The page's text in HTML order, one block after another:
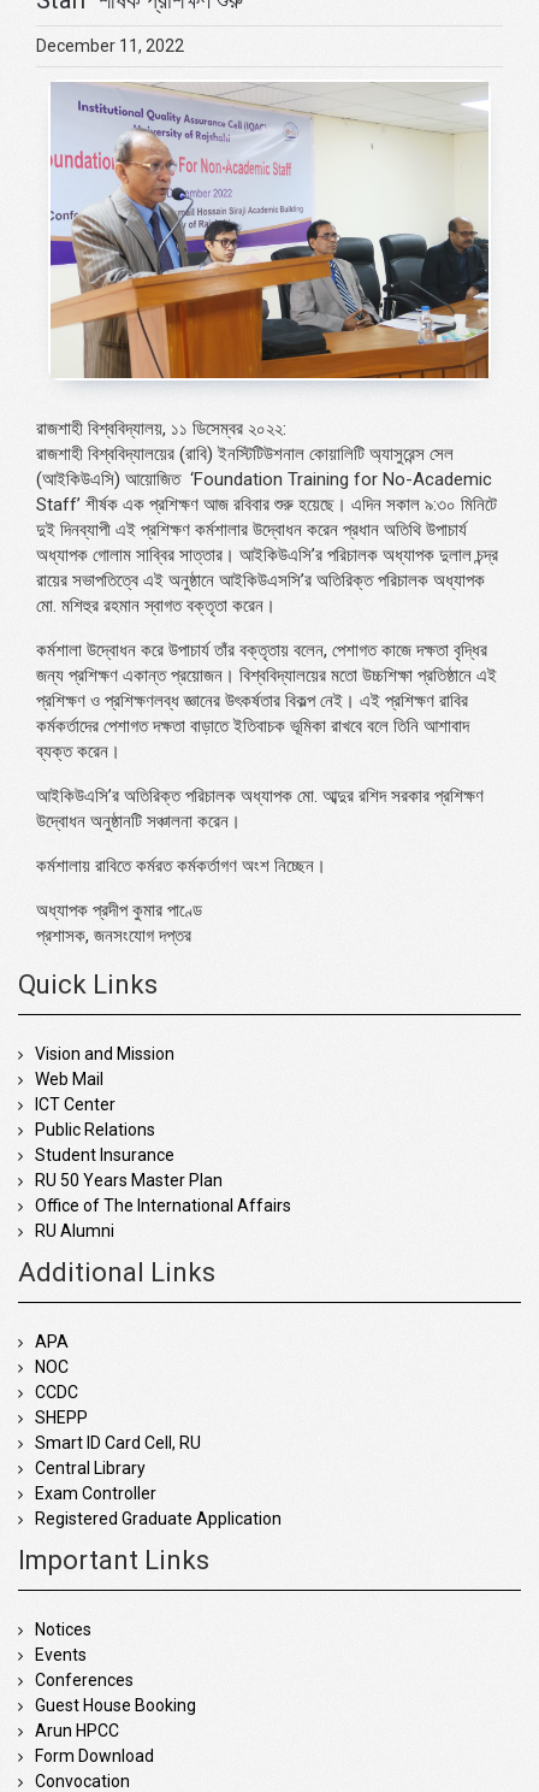
December 11, 2022
রাজশাহী বিশ্ববিদ্যালয়, ১১ ডিসেম্বর ২০২২:
রাজশাহী বিশ্ববিদ্যালয়ের (রাবি) ইনস্টিটিউশনাল কোয়ালিটি অ্যাসুরেন্স সেল
(আইকিউএসি) আয়োজিত ‘Foundation Training for No-Academic
Staff’ শীর্ষক এক প্রশিক্ষণ আজ রবিবার শুরু হয়েছে। এদিন সকাল ৯:৩০ মিনিটে
দুই দিনব্যাপী এই প্রশিক্ষণ কর্মশালার উদ্বোধন করেন প্রধান অতিথি উপাচার্য
অধ্যাপক গোলাম সাব্বির সাত্তার। আইকিউএসি’র পরিচালক অধ্যাপক দুলাল চন্দ্র
রায়ের সভাপতিত্বে এই অনুষ্ঠানে আইকিউএসসি’র অতিরিক্ত পরিচালক অধ্যাপক
মো. মশিহুর রহমান স্বাগত বক্তৃতা করেন।
কর্মশালা উদ্বোধন করে উপাচার্য তাঁর বক্তৃতায় বলেন, পেশাগত কাজে দক্ষতা বৃদ্ধির
জন্য প্রশিক্ষণ একান্ত প্রয়োজন। বিশ্ববিদ্যালয়ের মতো উচ্চশিক্ষা প্রতিষ্ঠানে এই
প্রশিক্ষণ ও প্রশিক্ষণলব্ধ জ্ঞানের উৎকর্ষতার বিকল্প নেই। এই প্রশিক্ষণ রাবির
কর্মকর্তাদের পেশাগত দক্ষতা বাড়াতে ইতিবাচক ভূমিকা রাখবে বলে তিনি আশাবাদ
ব্যক্ত করেন।
আইকিউএসি’র অতিরিক্ত পরিচালক অধ্যাপক মো. আব্দুর রশিদ সরকার প্রশিক্ষণ
উদ্বোধন অনুষ্ঠানটি সঞ্চালনা করেন।
কর্মশালায় রাবিতে কর্মরত কর্মকর্তাগণ অংশ নিচ্ছেন।
অধ্যাপক প্রদীপ কুমার পাণ্ডে
প্রশাসক, জনসংযোগ দপ্তর
Quick Links
Vision and Mission
Web Mail
ICT Center
Public Relations
Student Insurance
RU 50 Years Master Plan
Office of The International Affairs
RU Alumni
Additional Links
APA
NOC
CCDC
SHEPP
Smart ID Card Cell, RU
Central Library
Exam Controller
Registered Graduate Application
Important Links
Notices
Events
Conferences
Guest House Booking
Arun HPCC
Form Download
Convocation